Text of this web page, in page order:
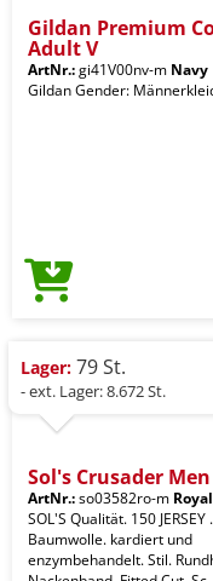
Gildan Premium
Adult V
ArtNr.:gi41V00nv-m Navy
Gildan Gender:
Lager: 79 St.
- ext. Lager: 8.672 St.
Sol's Crusader
ArtNr.:so03582ro-m Royal
SOL'S Qualität. 150
Baumwolle. kardiert und
enzymbehandelt. Stil.